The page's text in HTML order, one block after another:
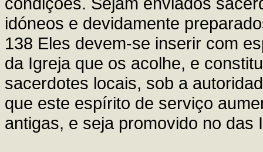
idóneos e devidamente
138 Eles devem-se inserir com
da Igreja que os acolhe, e
sacerdotes locais, sob a
que este espírito de serviço
antigas, e seja promovido no das